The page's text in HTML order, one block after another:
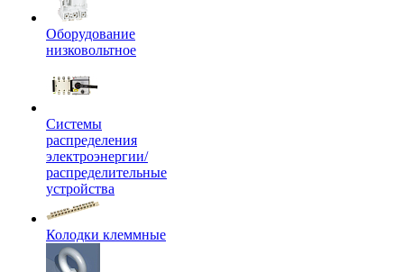
Оборудование
низковольтное
Системы
распределения
электроэнергии/
распределительные
устройства
Колодки клеммные